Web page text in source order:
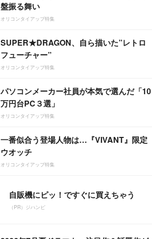
盤振る舞い
オリコンタイアップ特集
SUPER★DRAGON、自ら描いた”レトロ
フューチャー”
オリコンタイアップ特集
パソコンメーカー社員が本気で選んだ「10
万円台PC３選」
オリコンタイアップ特集
一番似合う登場人物は…『VIVANT』限定
ウオッチ
オリコンタイアップ特集
自販機にピッ！ですぐに買えちゃう
（PR）ジハンピ